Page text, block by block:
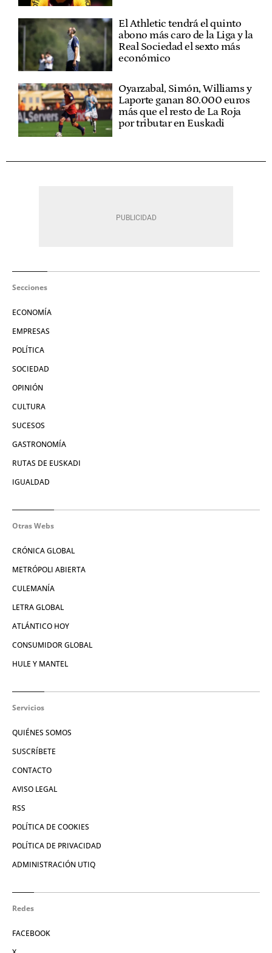
El Athletic tendrá el quinto
abono más caro de la Liga y la
Real Sociedad el sexto más
económico
Oyarzabal, Simón, Williams y
Laporte ganan 80.000 euros
más que el resto de La Roja
por tributar en Euskadi
Secciones
ECONOMÍA
EMPRESAS
POLÍTICA
SOCIEDAD
OPINIÓN
CULTURA
SUCESOS
GASTRONOMÍA
RUTAS DE EUSKADI
IGUALDAD
Otras Webs
CRÓNICA GLOBAL
METRÓPOLI ABIERTA
CULEMANÍA
LETRA GLOBAL
ATLÁNTICO HOY
CONSUMIDOR GLOBAL
HULE Y MANTEL
Servicios
QUIÉNES SOMOS
SUSCRÍBETE
CONTACTO
AVISO LEGAL
RSS
POLÍTICA DE COOKIES
POLÍTICA DE PRIVACIDAD
ADMINISTRACIÓN UTIQ
Redes
FACEBOOK